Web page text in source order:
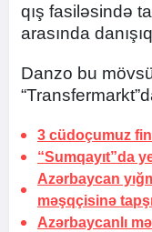
qış fasiləsində
arasında
Danzo bu
3 cüdoçumuz
“Sumqayıt”da
Azərbaycan
məşqçisinə
Azərbaycanlı